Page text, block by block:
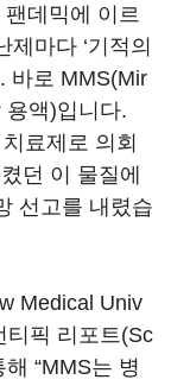
데믹에 이르
마다 ‘기적의
바로 MMS(Mir
액)입니다.
료제로 의회
던 이 물질에
선고를 내렸습
Medical Univ
티픽 리포트(Sc
“MMS는 병